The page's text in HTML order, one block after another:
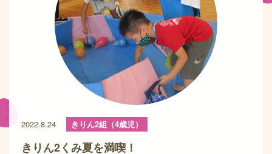
2022.8.24 きりん2組（4歳児）
きりん2くみ夏を満喫！